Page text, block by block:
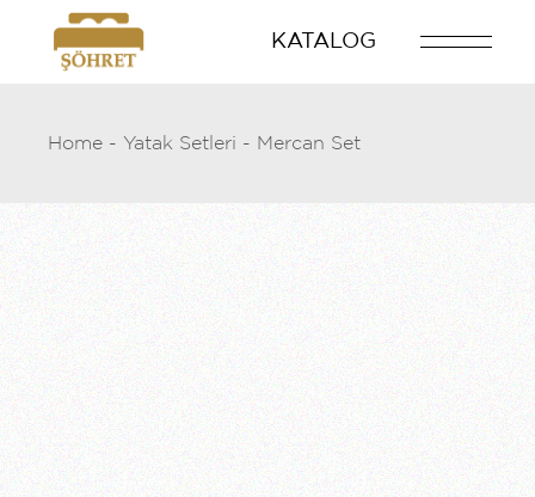
content
KATALOG
Home Yatak Setleri Mercan Set